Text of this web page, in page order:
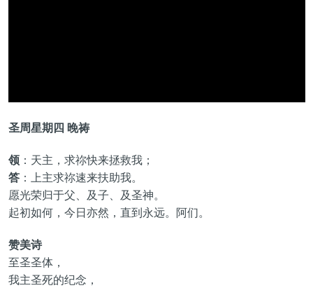
圣周星期四 晚祷
领：天主，求祢快来拯救我；
答：上主求祢速来扶助我。
愿光荣归于父、及子、及圣神。
起初如何，今日亦然，直到永远。阿们。
赞美诗
至圣圣体，
我主圣死的纪念，